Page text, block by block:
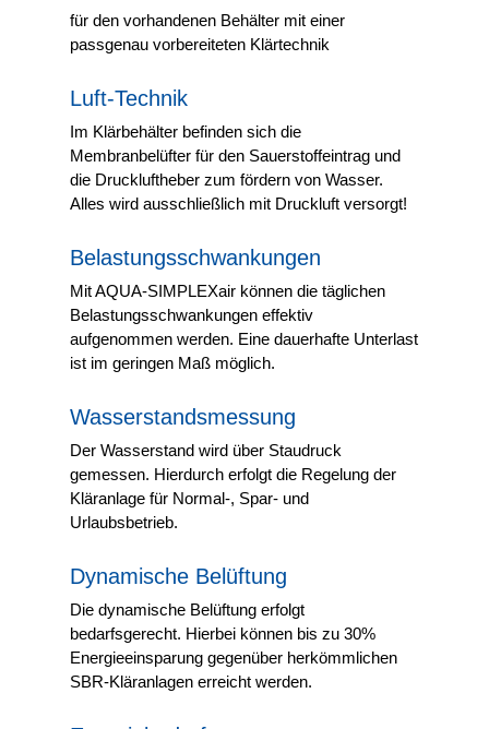
für den vorhandenen Behälter mit einer
passgenau vorbereiteten Klärtechnik
Luft-Technik
Im Klärbehälter befinden sich die
Membranbelüfter für den Sauerstoffeintrag und
die Druckluftheber zum fördern von Wasser.
Alles wird ausschließlich mit Druckluft versorgt!
Belastungsschwankungen
Mit AQUA-SIMPLEXair können die täglichen
Belastungsschwankungen effektiv
aufgenommen werden. Eine dauerhafte Unterlast
ist im geringen Maß möglich.
Wasserstandsmessung
Der Wasserstand wird über Staudruck
gemessen. Hierdurch erfolgt die Regelung der
Kläranlage für Normal-, Spar- und
Urlaubsbetrieb.
Dynamische Belüftung
Die dynamische Belüftung erfolgt
bedarfsgerecht. Hierbei können bis zu 30%
Energieeinsparung gegenüber herkömmlichen
SBR-Kläranlagen erreicht werden.